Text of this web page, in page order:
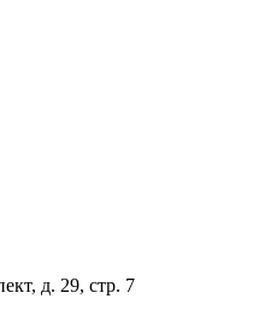
д. 29, стр. 7